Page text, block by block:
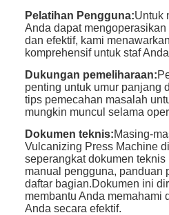
Pelatihan Pengguna:Untuk
Anda dapat
dan efektif, kami
komprehensif untuk staf
Dukungan pemeliharaan:
penting untuk umur panjang
tips pemecahan masalah
mungkin muncul selama
Dokumen teknis:Masing-
Vulcanizing Press Machine
seperangkat dokumen
manual pengguna, panduan
daftar bagian.Dokumen ini
membantu Anda memahami
Anda secara efektif.